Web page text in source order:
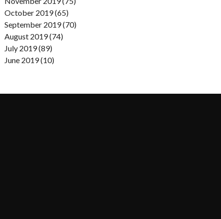
October 2019 (65)
September 2019 (70)
August 2019 (74)
July 2019 (89)
June 2019 (10)